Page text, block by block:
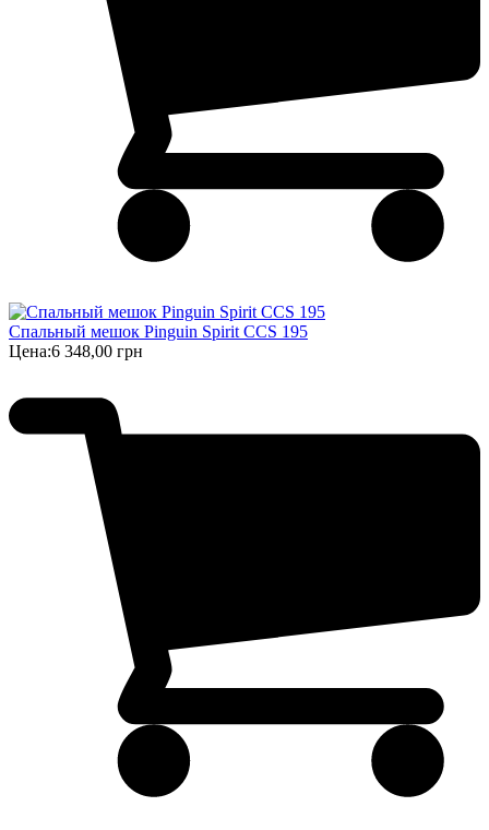
Спальный мешок Pinguin Spirit CCS 195
Цена:6 348,00 грн